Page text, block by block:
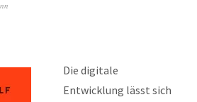
Die digitale
Entwicklung lässt sich